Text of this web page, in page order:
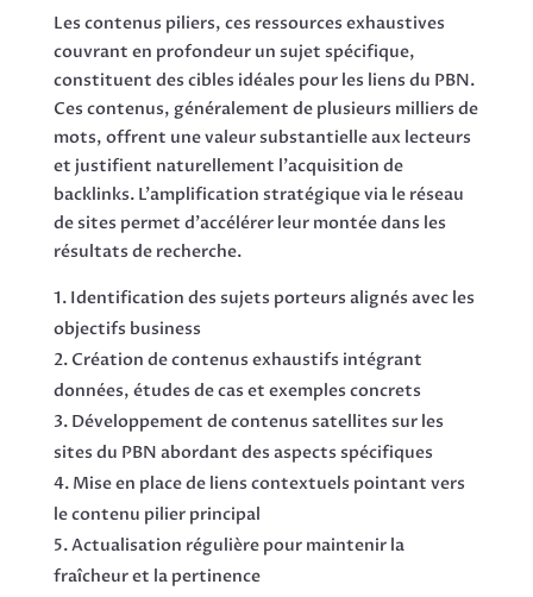
Les contenus piliers, ces ressources exhaustives
couvrant en profondeur un sujet spécifique,
constituent des cibles idéales pour les liens du PBN.
Ces contenus, généralement de plusieurs milliers de
mots, offrent une valeur substantielle aux lecteurs
et justifient naturellement l’acquisition de
backlinks. L’amplification stratégique via le réseau
de sites permet d’accélérer leur montée dans les
résultats de recherche.
Identification des sujets porteurs alignés avec les
objectifs business
Création de contenus exhaustifs intégrant
données, études de cas et exemples concrets
Développement de contenus satellites sur les
sites du PBN abordant des aspects spécifiques
Mise en place de liens contextuels pointant vers
le contenu pilier principal
Actualisation régulière pour maintenir la
fraîcheur et la pertinence